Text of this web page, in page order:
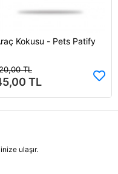
Sepete Ekle
Kokusu - Pets Patify
TL
TL
ulaşır.